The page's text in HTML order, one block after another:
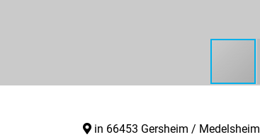
in 66453 Gersheim / Medelsheim